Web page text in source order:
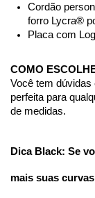
Cordão
forro Lycra®
Placa com
COMO
Você tem
perfeita para
de medidas.
Dica Black: Se
mais suas